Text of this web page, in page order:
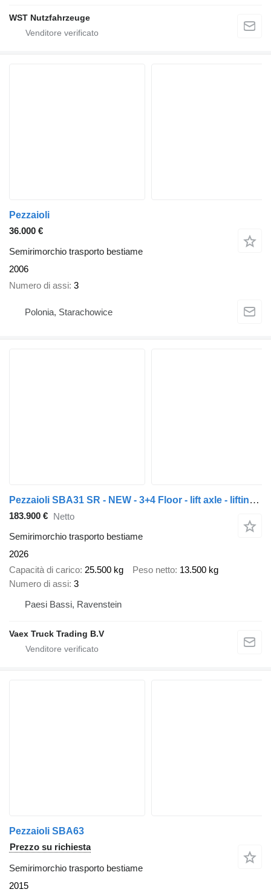
WST Nutzfahrzeuge
Pezzaioli
36.000 €
Semirimorchio trasporto bestiame
2006
Numero di assi 3
Polonia, Starachowice
Pezzaioli SBA31 SR - NEW - 3+4 Floor - lift axle - lifting roof - hydrauli
183.900 € Netto
Semirimorchio trasporto bestiame
2026
Capacità di carico 25.500 kg Peso netto 13.500 kg
Numero di assi 3
Paesi Bassi, Ravenstein
Vaex Truck Trading B.V
Pezzaioli SBA63
Prezzo su richiesta
Semirimorchio trasporto bestiame
2015